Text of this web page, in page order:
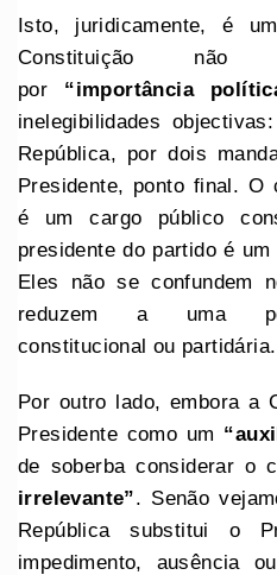
Isto, juridicamente, é
Constituição não
por “importância
inelegibilidades
República, por dois
Presidente, ponto final. O
é um cargo público
presidente do partido é
Eles não se confundem
reduzem a uma
constitucional ou partidária.
Por outro lado, embora a
Presidente como um
de soberba considerar o
irrelevante”. Senão
República substitui o
impedimento, ausência